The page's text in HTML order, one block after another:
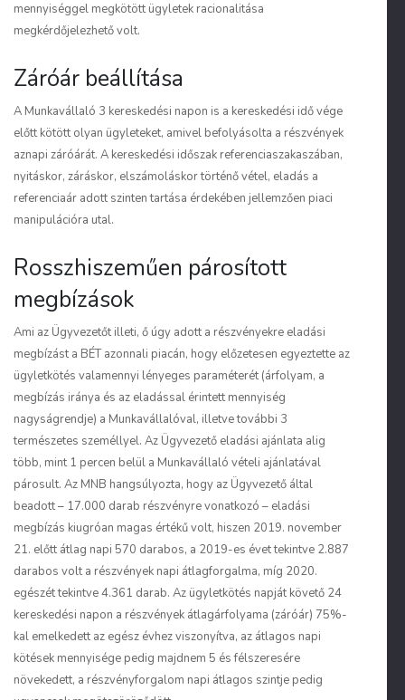
mennyiséggel megkötött ügyletek racionalitása
megkérdőjelezhető volt.
Záróár beállítása
A Munkavállaló 3 kereskedési napon is a kereskedési idő vége
előtt kötött olyan ügyleteket, amivel befolyásolta a részvények
aznapi záróárát. A kereskedési időszak referenciaszakaszában,
nyitáskor, záráskor, elszámoláskor történő vétel, eladás a
referenciaár adott szinten tartása érdekében jellemzően piaci
manipulációra utal.
Rosszhiszeműen párosított
megbízások
Ami az Ügyvezetőt illeti, ő úgy adott a részvényekre eladási
megbízást a BÉT azonnali piacán, hogy előzetesen egyeztette az
ügyletkötés valamennyi lényeges paraméterét (árfolyam, a
megbízás iránya és az eladással érintett mennyiség
nagyságrendje) a Munkavállalóval, illetve további 3
természetes személlyel. Az Ügyvezető eladási ajánlata alig
több, mint 1 percen belül a Munkavállaló vételi ajánlatával
párosult. Az MNB hangsúlyozta, hogy az Ügyvezető által
beadott – 17.000 darab részvényre vonatkozó – eladási
megbízás kiugróan magas értékű volt, hiszen 2019. november
21. előtt átlag napi 570 darabos, a 2019-es évet tekintve 2.887
darabos volt a részvények napi átlagforgalma, míg 2020.
egészét tekintve 4.361 darab. Az ügyletkötés napját követő 24
kereskedési napon a részvények átlagárfolyama (záróár) 75%-
kal emelkedett az egész évhez viszonyítva, az átlagos napi
kötések mennyisége pedig majdnem 5 és félszeresére
növekedett, a részvényforgalom napi átlagos szintje pedig